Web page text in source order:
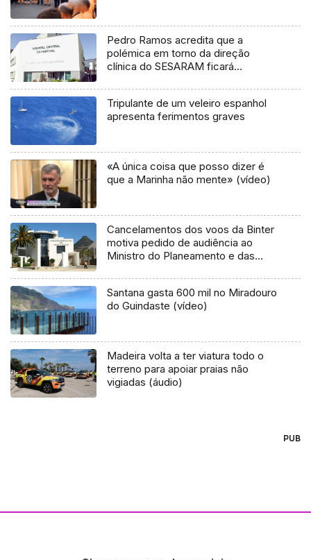
Pedro Ramos acredita que a
polémica em torno da direção
clínica do SESARAM ficará
Tripulante de um veleiro espanhol
apresenta ferimentos graves
«A única coisa que posso dizer é
que a Marinha não mente» (vídeo)
Cancelamentos dos voos da Binter
motiva pedido de audiência ao
Ministro do Planeamento e das
Santana gasta 600 mil no Miradouro
do Guindaste (vídeo)
Madeira volta a ter viatura todo o
terreno para apoiar praias não
vigiadas (áudio)
PUB